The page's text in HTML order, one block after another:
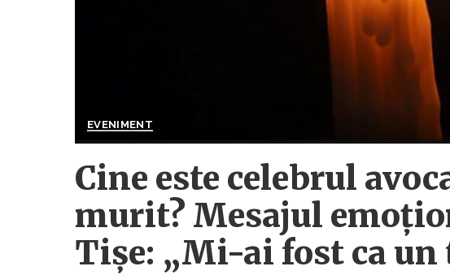
EVENIMENT
Cine este celebrul
murit? Mesajul
Tișe: „Mi-ai fost ca un